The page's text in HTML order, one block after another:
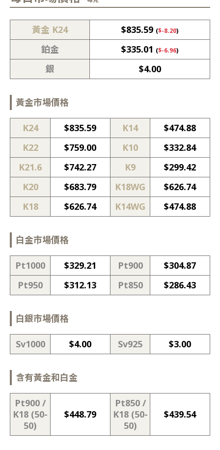
黃金 K24 $835.59 ($-8.20)
鉑金 $335.01 ($-6.96)
銀 $4.00
黃金市場價格
K24 $835.59 K14 $474.88
K22
$759.00 K10 $332.84
K21.6
$742.27 K9 $299.42
K20
$683.79 K18WG $626.74
K18
$626.74 K14WG $474.88
白金市場價格
Pt1000 $329.21 Pt900 $304.87
Pt950
$312.13 Pt850 $286.43
白銀市場價格
Sv1000 $4.00 Sv925 $3.00
含有黃金和白金
Pt900 /
K18 (50-
50)
$448.79
Pt850 /
K18 (50-
50)
$439.54